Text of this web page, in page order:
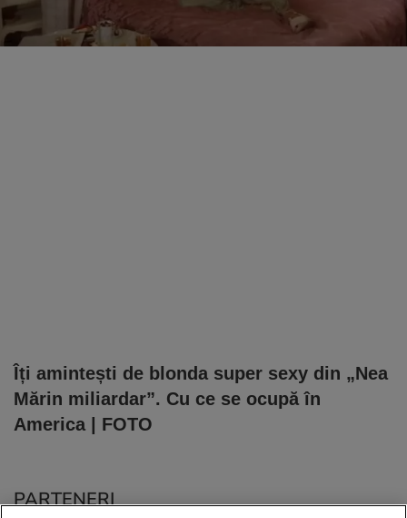
Îți amintești de blonda super sexy din „Nea
Mărin miliardar”. Cu ce se ocupă în
America | FOTO
PARTENERI